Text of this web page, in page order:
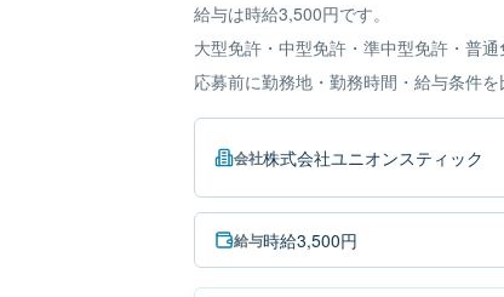
給与は時給3,500円です。
大型免許・中型免許・準中型免許・普
応募前に勤務地・勤務時間・給与条件
会社株式会社ユニオンスティック
給与時給3,500円